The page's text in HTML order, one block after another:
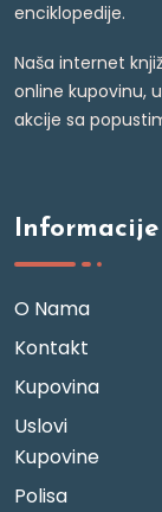
enciklopedije.
Naša internet
online kupovinu,
akcije sa
Informacije
O Nama
Kontakt
Kupovina
Uslovi
Kupovine
Polisa